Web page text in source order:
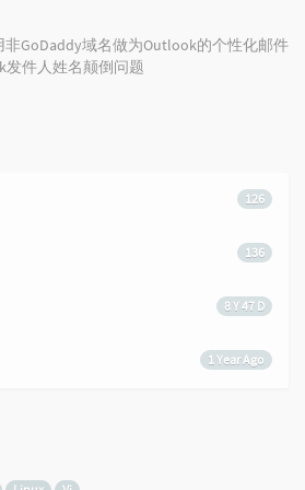
非GoDaddy域名做为Outlook的个性化邮件
件人姓名颠倒问题
126
136
8 Y 47 D
1 Year Ago